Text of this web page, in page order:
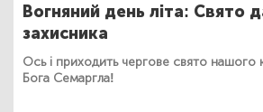
Вогняний день літа: Свято
захисника
Ось і приходить чергове свято
Бога Семаргла!